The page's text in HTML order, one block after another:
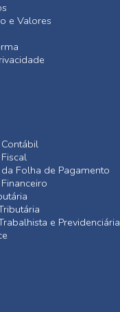
e Valores
Folha de Pagamento
e Previdenciária